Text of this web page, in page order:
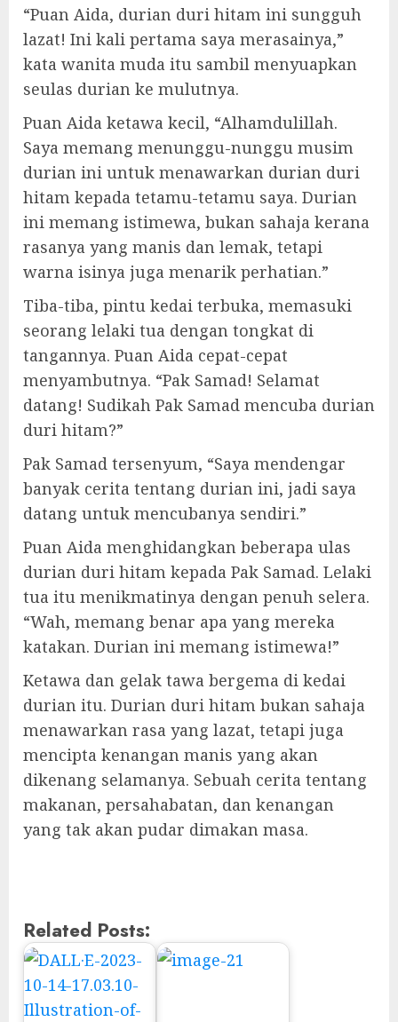
“Puan Aida, durian duri hitam ini sungguh
lazat! Ini kali pertama saya merasainya,”
kata wanita muda itu sambil menyuapkan
seulas durian ke mulutnya.
Puan Aida ketawa kecil, “Alhamdulillah.
Saya memang menunggu-nunggu musim
durian ini untuk menawarkan durian duri
hitam kepada tetamu-tetamu saya. Durian
ini memang istimewa, bukan sahaja kerana
rasanya yang manis dan lemak, tetapi
warna isinya juga menarik perhatian.”
Tiba-tiba, pintu kedai terbuka, memasuki
seorang lelaki tua dengan tongkat di
tangannya. Puan Aida cepat-cepat
menyambutnya. “Pak Samad! Selamat
datang! Sudikah Pak Samad mencuba durian
duri hitam?”
Pak Samad tersenyum, “Saya mendengar
banyak cerita tentang durian ini, jadi saya
datang untuk mencubanya sendiri.”
Puan Aida menghidangkan beberapa ulas
durian duri hitam kepada Pak Samad. Lelaki
tua itu menikmatinya dengan penuh selera.
“Wah, memang benar apa yang mereka
katakan. Durian ini memang istimewa!”
Ketawa dan gelak tawa bergema di kedai
durian itu. Durian duri hitam bukan sahaja
menawarkan rasa yang lazat, tetapi juga
mencipta kenangan manis yang akan
dikenang selamanya. Sebuah cerita tentang
makanan, persahabatan, dan kenangan
yang tak akan pudar dimakan masa.
Related Posts: